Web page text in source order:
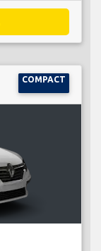
COMPACT